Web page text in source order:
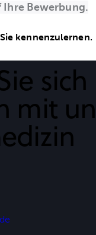
Ihre Bewerbung.
kennenzulernen.
mit